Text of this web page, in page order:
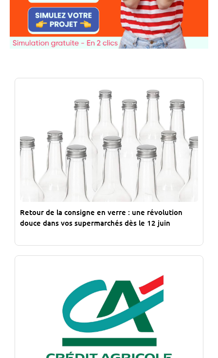
Retour de la consigne en verre : une révolution
douce dans vos supermarchés dès le 12 juin